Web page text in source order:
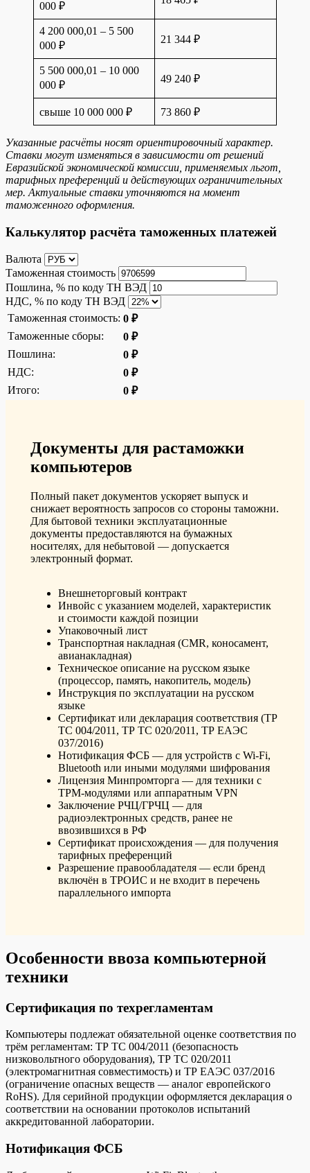
000 ₽
4 200 000,01 – 5 500
000 ₽
21 344 ₽
5 500 000,01 – 10 000
000 ₽
49 240 ₽
свыше 10 000 000 ₽ 73 860 ₽
Указанные расчёты носят ориентировочный характер.
Ставки могут изменяться в зависимости от решений
Евразийской экономической комиссии, применяемых льгот,
тарифных преференций и действующих ограничительных
мер. Актуальные ставки уточняются на момент
таможенного оформления.
Калькулятор расчёта таможенных платежей
Валюта
Таможенная стоимость
Пошлина, % по коду ТН ВЭД
НДС, % по коду ТН ВЭД
Таможенная стоимость: 0 ₽
Таможенные сборы:
0 ₽
Пошлина:
0 ₽
НДС:
0 ₽
Итого:
0 ₽
Документы для растаможки
компьютеров
Полный пакет документов ускоряет выпуск и
снижает вероятность запросов со стороны таможни.
Для бытовой техники эксплуатационные
документы предоставляются на бумажных
носителях, для небытовой — допускается
электронный формат.
Внешнеторговый контракт
Инвойс с указанием моделей, характеристик
и стоимости каждой позиции
Упаковочный лист
Транспортная накладная (CMR, коносамент,
авианакладная)
Техническое описание на русском языке
(процессор, память, накопитель, модель)
Инструкция по эксплуатации на русском
языке
Сертификат или декларация соответствия (ТР
ТС 004/2011, ТР ТС 020/2011, ТР ЕАЭС
037/2016)
Нотификация ФСБ — для устройств с Wi-Fi,
Bluetooth или иными модулями шифрования
Лицензия Минпромторга — для техники с
TPM-модулями или аппаратным VPN
Заключение РЧЦ/ГРЧЦ — для
радиоэлектронных средств, ранее не
ввозившихся в РФ
Сертификат происхождения — для получения
тарифных преференций
Разрешение правообладателя — если бренд
включён в ТРОИС и не входит в перечень
параллельного импорта
Особенности ввоза компьютерной
техники
Сертификация по техрегламентам
Компьютеры подлежат обязательной оценке соответствия по
трём регламентам: ТР ТС 004/2011 (безопасность
низковольтного оборудования), ТР ТС 020/2011
(электромагнитная совместимость) и ТР ЕАЭС 037/2016
(ограничение опасных веществ — аналог европейского
RoHS). Для серийной продукции оформляется декларация о
соответствии на основании протоколов испытаний
аккредитованной лаборатории.
Нотификация ФСБ